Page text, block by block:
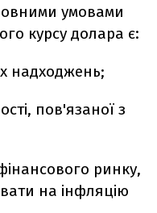
умовами
курсу долара є:
надходжень;
пов'язаної з
ринку,
на інфляцію